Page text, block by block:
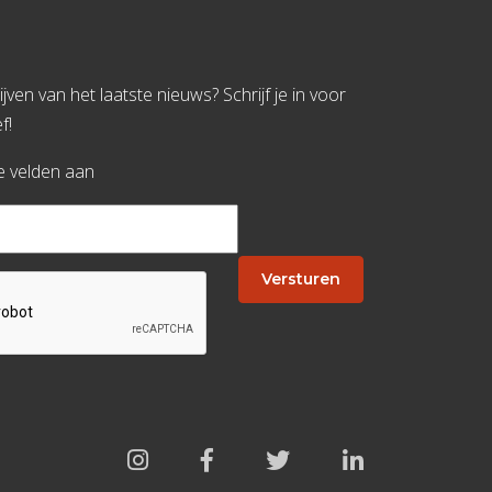
van het laatste nieuws? Schrijf je in voor
velden aan
Versturen